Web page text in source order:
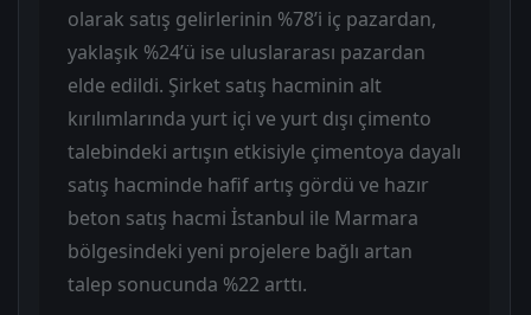
olarak satış gelirlerinin %78’i iç pazardan,
yaklaşık %24’ü ise uluslararası pazardan
elde edildi. Şirket satış hacminin alt
kırılımlarında yurt içi ve yurt dışı çimento
talebindeki artışın etkisiyle çimentoya dayalı
satış hacminde hafif artış gördü ve hazır
beton satış hacmi İstanbul ile Marmara
bölgesindeki yeni projelere bağlı artan
talep sonucunda %22 arttı.